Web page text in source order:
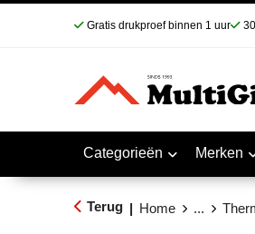
Gratis drukproef binnen 1 uur
Categorieën Merken
Terug | Home ...